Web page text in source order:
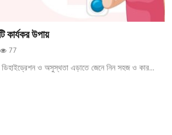
কার্যকর উপায়
77
ডিহাইড্রেশন ও অসুস্থতা এড়াতে জেনে নিন সহজ ও কার...